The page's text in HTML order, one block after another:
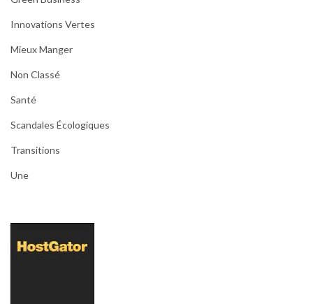
Innovations Vertes
Mieux Manger
Non Classé
Santé
Scandales Écologiques
Transitions
Une